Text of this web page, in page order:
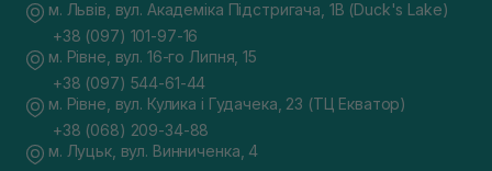
м. Львів, вул. Академіка Підстригача, 1В (Duck's Lake)
+38 (097) 101-97-16
м. Рівне, вул. 16-го Липня, 15
+38 (097) 544-61-44
м. Рівне, вул. Кулика і Гудачека, 23 (ТЦ Екватор)
+38 (068) 209-34-88
м. Луцьк, вул. Винниченка, 4